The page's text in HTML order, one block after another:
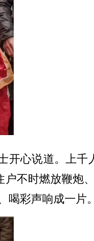
开心说道。上千
不时燃放鞭炮
彩声响成一片。